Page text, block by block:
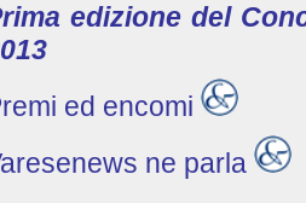
edizione del
ed encomi
ne parla